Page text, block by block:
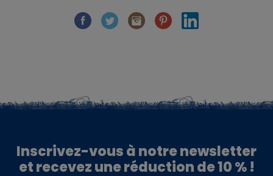
Inscrivez-vous à notre newsletter
et recevez une réduction de 10 % !